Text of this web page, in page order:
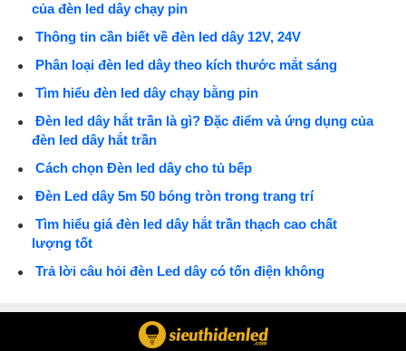
của đèn led dây chạy pin
Thông tin cần biết về đèn led dây 12V, 24V
Phân loại đèn led dây theo kích thước mắt sáng
Tìm hiểu đèn led dây chạy bằng pin
Đèn led dây hắt trần là gì? Đặc điểm và ứng dụng của
đèn led dây hắt trần
Cách chọn Đèn led dây cho tủ bếp
Đèn Led dây 5m 50 bóng tròn trong trang trí
Tìm hiểu giá đèn led dây hắt trần thạch cao chất
lượng tốt
Trả lời câu hỏi đèn Led dây có tốn điện không